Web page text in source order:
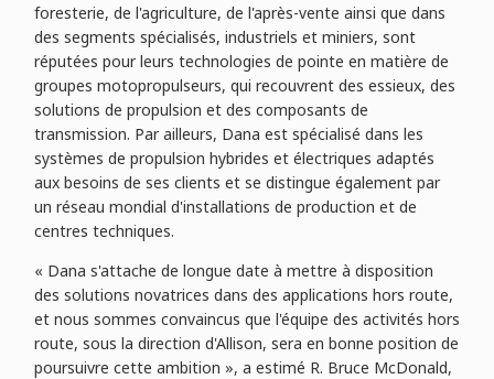
foresterie, de l'agriculture, de l'après-vente ainsi que dans
des segments spécialisés, industriels et miniers, sont
réputées pour leurs technologies de pointe en matière de
groupes motopropulseurs, qui recouvrent des essieux, des
solutions de propulsion et des composants de
transmission. Par ailleurs, Dana est spécialisé dans les
systèmes de propulsion hybrides et électriques adaptés
aux besoins de ses clients et se distingue également par
un réseau mondial d'installations de production et de
centres techniques.
« Dana s'attache de longue date à mettre à disposition
des solutions novatrices dans des applications hors route,
et nous sommes convaincus que l'équipe des activités hors
route, sous la direction d'Allison, sera en bonne position de
poursuivre cette ambition », a estimé R. Bruce McDonald,